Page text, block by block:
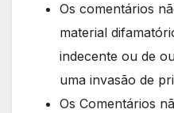
Os comentários
material
indecente ou de
uma invasão de
Os Comentários